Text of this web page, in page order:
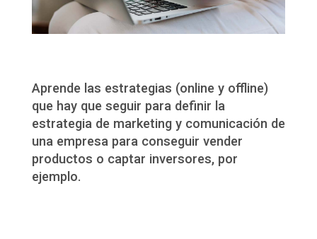
Aprende las estrategias (online y offline)
que hay que seguir para definir la
estrategia de marketing y comunicación de
una empresa para conseguir vender
productos o captar inversores, por
ejemplo.